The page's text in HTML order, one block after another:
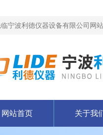
宁波利德仪器设备有限公司网站
网站首页 关于我